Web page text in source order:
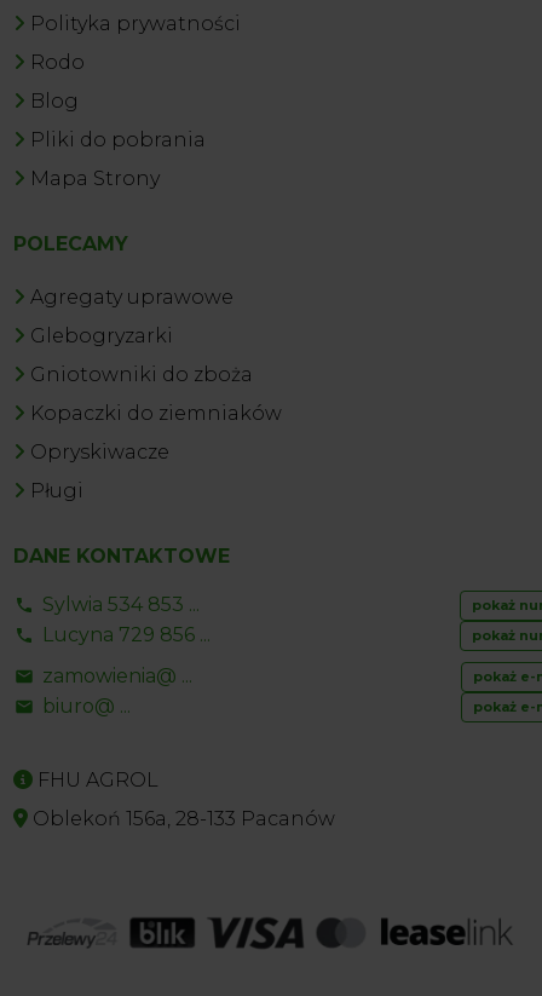
Polityka prywatności
Rodo
Blog
Pliki do pobrania
Mapa Strony
POLECAMY
Agregaty uprawowe
Glebogryzarki
Gniotowniki do zboża
Kopaczki do ziemniaków
Opryskiwacze
Pługi
DANE KONTAKTOWE
Sylwia 534 853 ... pokaż
Lucyna 729 856 ... pokaż
zamowienia@ ... pokaż e-
biuro@ ... pokaż e-
FHU AGROL
Oblekoń 156a, 28-133 Pacanów